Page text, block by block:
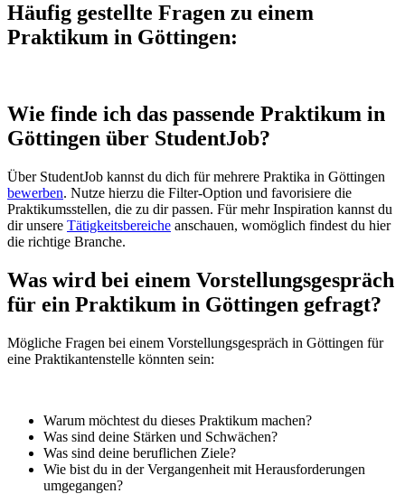
Häufig gestellte Fragen zu einem
Praktikum in Göttingen:
Wie finde ich das passende Praktikum in
Göttingen über StudentJob?
Über StudentJob kannst du dich für mehrere Praktika in Göttingen
bewerben. Nutze hierzu die Filter-Option und favorisiere die
Praktikumsstellen, die zu dir passen. Für mehr Inspiration kannst du
dir unsere Tätigkeitsbereiche anschauen, womöglich findest du hier
die richtige Branche.
Was wird bei einem Vorstellungsgespräch
für ein Praktikum in Göttingen gefragt?
Mögliche Fragen bei einem Vorstellungsgespräch in Göttingen für
eine Praktikantenstelle könnten sein:
Warum möchtest du dieses Praktikum machen?
Was sind deine Stärken und Schwächen?
Was sind deine beruflichen Ziele?
Wie bist du in der Vergangenheit mit Herausforderungen
umgegangen?